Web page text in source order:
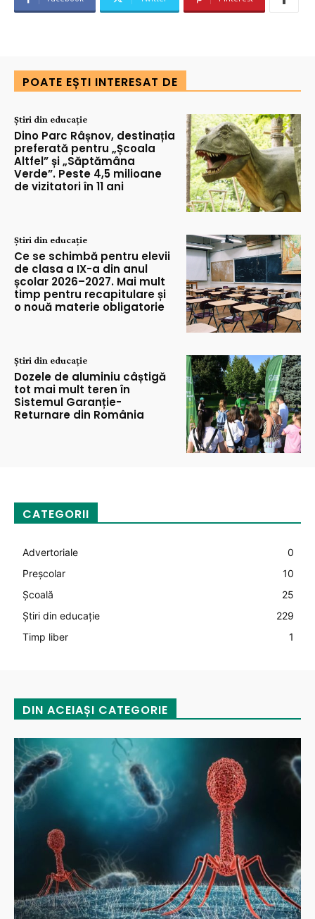
POATE EȘTI INTERESAT DE
Știri din educație
Dino Parc Râșnov, destinația
preferată pentru „Școala
Altfel” și „Săptămâna
Verde”. Peste 4,5 milioane
de vizitatori în 11 ani
Știri din educație
Ce se schimbă pentru elevii
de clasa a IX-a din anul
școlar 2026–2027. Mai mult
timp pentru recapitulare și
o nouă materie obligatorie
Știri din educație
Dozele de aluminiu câștigă
tot mai mult teren în
Sistemul Garanție-
Returnare din România
CATEGORII
Advertoriale
0
Preșcolar
10
Şcoală
25
Știri din educație
229
Timp liber
1
DIN ACEIAȘI CATEGORIE